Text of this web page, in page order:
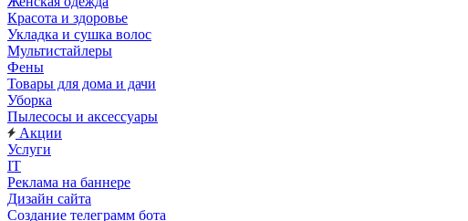
Красота и здоровье
Укладка и сушка волос
Мультистайлеры
Фены
Товары для дома и дачи
Уборка
Пылесосы и аксессуары
Акции
Услуги
IT
Реклама на баннере
Дизайн сайта
Создание телеграмм бота